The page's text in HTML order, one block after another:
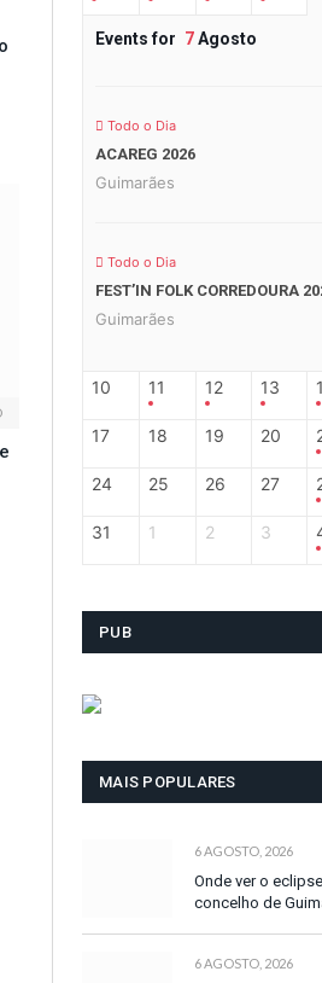
Events for 7Agosto
Todo o Dia
ACAREG 2026
Guimarães
Todo o Dia
FEST’IN FOLK CORREDOURA
Guimarães
10 11 12 13
17 18 19 20
24 25 26 27
31 1 2 3
PUB
MAIS POPULARES
6 AGOSTO, 2026
Onde ver o
concelho de
6 AGOSTO, 2026